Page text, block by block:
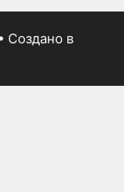
• Создано в